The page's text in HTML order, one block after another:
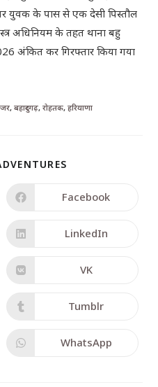
युवक के पास से एक देसी पिस्तौल
अधिनियम के तहत थाना बहु
अंकित कर गिरफ्तार किया गया
, बहादुरगढ़, रोहतक, हरियाणा
Facebook
LinkedIn
VK
Tumblr
WhatsApp